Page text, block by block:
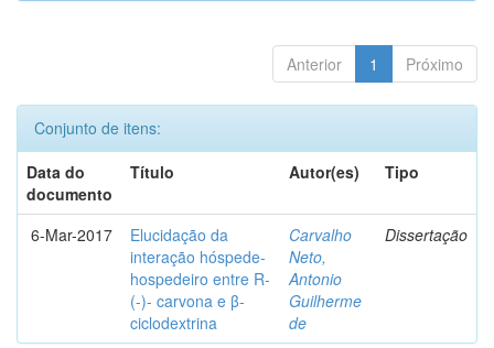
Anterior 1 Próximo
Conjunto de itens:
Data do
documento
Título Autor(es) Tipo
6-Mar-2017
Elucidação da
interação hóspede-
hospedeiro entre R-
(-)- carvona e β-
ciclodextrina
Carvalho
Neto,
Antonio
Guilherme
de
Dissertação